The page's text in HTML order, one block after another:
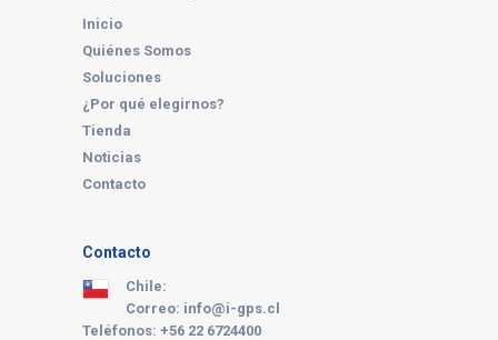
Inicio
Quiénes Somos
Soluciones
¿Por qué elegirnos?
Tienda
Noticias
Contacto
Contacto
Chile:
Correo: info@i-gps.cl
Teléfonos: +56 22 6724400